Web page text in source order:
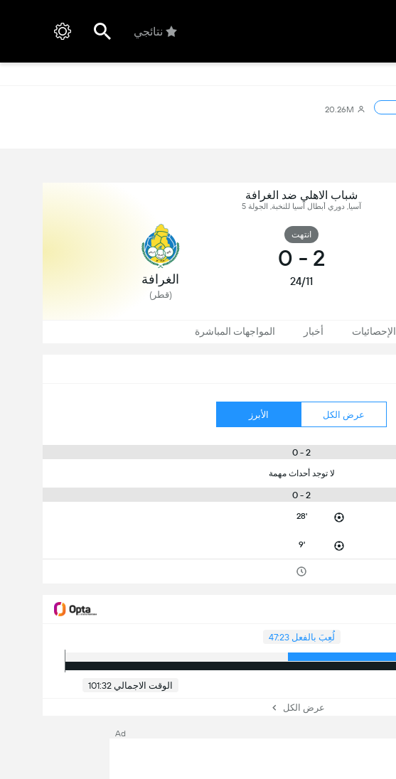
نتائجي
20.26M
شباب الاهلي ضد الغرافة
آسيا, دوري أبطال آسيا للنخبة, الجولة 5
انتهت
2
-
0
24/11 الغرافة
(قطر)
الإحصائيات أخبار المواجهات المباشرة
عرض الكل الأبرز
2 - 0
لا توجد أحداث مهمة
2 - 0
28'
9'
لُعِبَ بالفعل 47:23
الوقت الاجمالي 101:32
عرض الكل
Ad